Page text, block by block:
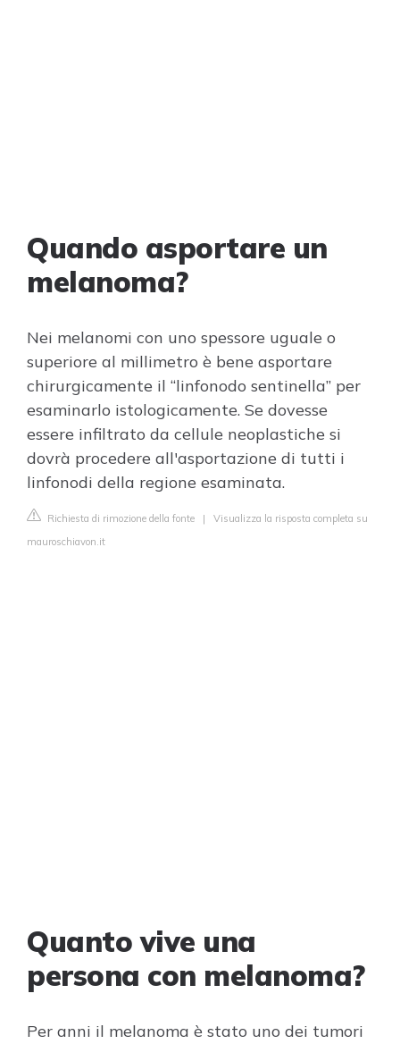
Quando asportare un
melanoma?
Nei melanomi con uno spessore uguale o
superiore al millimetro è bene asportare
chirurgicamente il “linfonodo sentinella” per
esaminarlo istologicamente. Se dovesse
essere infiltrato da cellule neoplastiche si
dovrà procedere all'asportazione di tutti i
linfonodi della regione esaminata.
Richiesta di rimozione della fonte | Visualizza la risposta completa su
mauroschiavon.it
Quanto vive una
persona con melanoma?
Per anni il melanoma è stato uno dei tumori